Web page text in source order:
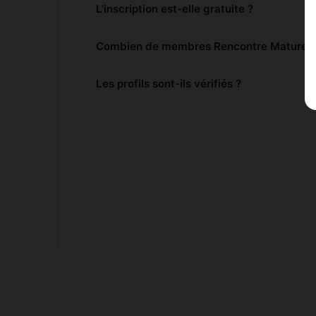
L'inscription est-elle gratuite ?
Combien de membres Rencontre Mature
Les profils sont-ils vérifiés ?